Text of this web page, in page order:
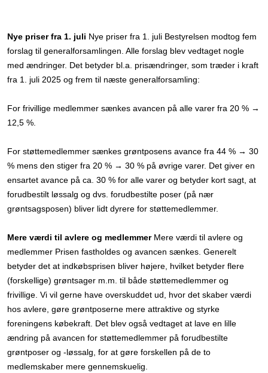
Nye priser fra 1. juli Nye priser fra 1. juli Bestyrelsen modtog fem
forslag til generalforsamlingen. Alle forslag blev vedtaget nogle
med ændringer. Det betyder bl.a. prisændringer, som træder i kraft
fra 1. juli 2025 og frem til næste generalforsamling:
For frivillige medlemmer sænkes avancen på alle varer fra 20 % →
12,5 %.
For støttemedlemmer sænkes grøntposens avance fra 44 % → 30
% mens den stiger fra 20 % → 30 % på øvrige varer. Det giver en
ensartet avance på ca. 30 % for alle varer og betyder kort sagt, at
forudbestilt løssalg og dvs. forudbestilte poser (på nær
grøntsagsposen) bliver lidt dyrere for støttemedlemmer.
Mere værdi til avlere og medlemmer Mere værdi til avlere og
medlemmer Prisen fastholdes og avancen sænkes. Generelt
betyder det at indkøbsprisen bliver højere, hvilket betyder flere
(forskellige) grøntsager m.m. til både støttemedlemmer og
frivillige. Vi vil gerne have overskuddet ud, hvor det skaber værdi
hos avlere, gøre grøntposerne mere attraktive og styrke
foreningens købekraft. Det blev også vedtaget at lave en lille
ændring på avancen for støttemedlemmer på forudbestilte
grøntposer og -løssalg, for at gøre forskellen på de to
medlemskaber mere gennemskuelig.